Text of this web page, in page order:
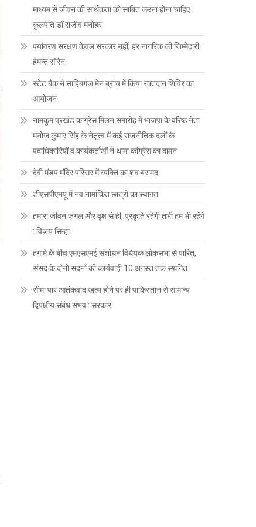
माध्यम से जीवन की सार्थकता को साबित करना होना चाहिए:
कुलपति डॉ राजीव मनोहर
पर्यावरण संरक्षण केवल सरकार नहीं, हर नागरिक की जिम्मेदारी :
हेमन्त सोरेन
स्टेट बैंक ने साहिबगंज मेन ब्रांच में किया रक्तदान शिविर का
आयोजन
नामकुम प्रखंड कांग्रेस मिलन समारोह में भाजपा के वरिष्ठ नेता
मनोज कुमार सिंह के नेतृत्व में कई राजनीतिक दलों के
पदाधिकारियों व कार्यकर्ताओं ने थामा कांग्रेस का दामन
देवी मंडप मंदिर परिसर में व्यक्ति का शव बरामद
डीएसपीएमयू में नव नामांकित छात्रों का स्वागत
हमारा जीवन जंगल और वृक्ष से ही, प्रकृति रहेगी तभी हम भी रहेंगे
: विजय सिन्हा
हंगामे के बीच एमएसएमई संशोधन विधेयक लोकसभा से पारित,
संसद के दोनों सदनों की कार्यवाही 10 अगस्त तक स्थगित
सीमा पार आतंकवाद खत्म होने पर ही पाकिस्तान से सामान्य
द्विपक्षीय संबंध संभव : सरकार